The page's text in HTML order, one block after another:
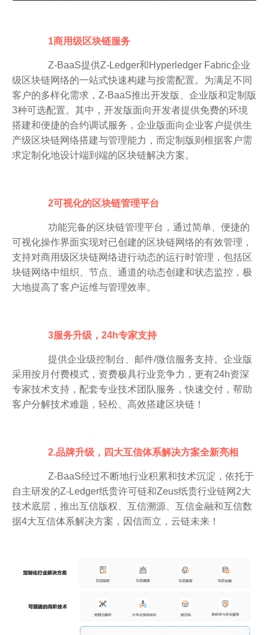
1商用级区块链服务
Z-BaaS提供Z-Ledger和Hyperledger Fabric企业
级区块链网络的一站式快速构建与按需配置。为满足不同
客户的多样化需求，Z-BaaS推出开发版、企业版和定制版
3种可选配置。其中，开发版面向开发者提供免费的环境
搭建和便捷的合约调试服务，企业版面向企业客户提供生
产级区块链网络搭建与管理能力，而定制版则根据客户需
求定制化地设计端到端的区块链解决方案。
2可视化的区块链管理平台
功能完备的区块链管理平台，通过简单、便捷的
可视化操作界面实现对已创建的区块链网络的有效管理，
支持对商用级区块链网络进行动态的运行时管理，包括区
块链网络中组织、节点、通道的动态创建和状态监控，极
大地提高了客户运维与管理效率。
3服务升级，24h专家支持
提供企业级控制台、邮件/微信服务支持。企业版
采用按月付费模式，资费极具行业竞争力，更有24h资深
专家技术支持，配套专业技术团队服务，快速交付，帮助
客户分解技术难题，轻松、高效搭建区块链！
2.品牌升级，四大互信体系解决方案全新亮相
Z-BaaS经过不断地行业积累和技术沉淀，依托于
自主研发的Z-Ledger纸贵许可链和Zeus纸贵行业链网2大
技术底层，推出互信版权、互信溯源、互信金融和互信数
据4大互信体系解决方案，因信而立，云链未来！